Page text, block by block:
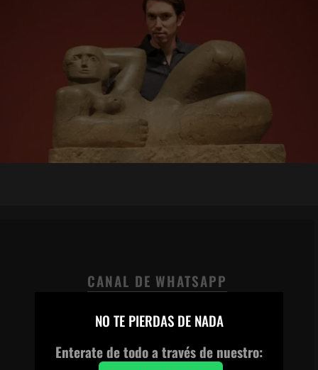
CANAL DE WHATSAPP
NO TE PIERDAS DE NADA
Enterate de todo a través de nuestro: